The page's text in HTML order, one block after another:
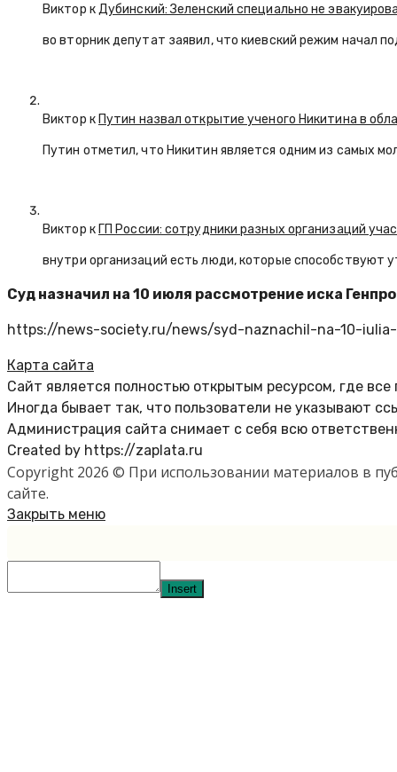
Виктор кДубинский: Зеленский специально не
во вторник депутат заявил, что киевский режим начал
Виктор к Путин назвал открытие ученого Никитина в
Путин отметил, что Никитин является одним из самых
Виктор к ГП России: сотрудники разных организаций
внутри организаций есть люди, которые способствуют
Суд назначил на 10 июля рассмотрение иска
https://news-society.ru/news/syd-naznachil-na-10-
Карта сайта
Сайт является полностью открытым ресурсом, где
Иногда бывает так, что пользователи не указывают
Администрация сайта снимает с себя всю
Created by https://zaplata.ru
Copyright 2026 © При использовании материалов в
сайте.
Закрыть меню
Insert